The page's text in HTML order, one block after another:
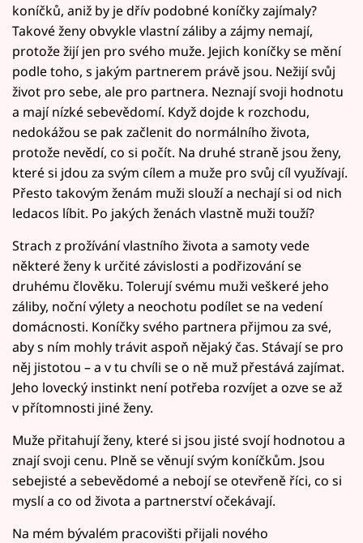
koníčků, aniž by je dřív podobné koníčky zajímaly?
Takové ženy obvykle vlastní záliby a zájmy nemají,
protože žijí jen pro svého muže. Jejich koníčky se mění
podle toho, s jakým partnerem právě jsou. Nežijí svůj
život pro sebe, ale pro partnera. Neznají svoji hodnotu
a mají nízké sebevědomí. Když dojde k rozchodu,
nedokážou se pak začlenit do normálního života,
protože nevědí, co si počít. Na druhé straně jsou ženy,
které si jdou za svým cílem a muže pro svůj cíl využívají.
Přesto takovým ženám muži slouží a nechají si od nich
ledacos líbit. Po jakých ženách vlastně muži touží?
Strach z prožívání vlastního života a samoty vede
některé ženy k určité závislosti a podřizování se
druhému člověku. Tolerují svému muži veškeré jeho
záliby, noční výlety a neochotu podílet se na vedení
domácnosti. Koníčky svého partnera přijmou za své,
aby s ním mohly trávit aspoň nějaký čas. Stávají se pro
něj jistotou – a v tu chvíli se o ně muž přestává zajímat.
Jeho lovecký instinkt není potřeba rozvíjet a ozve se až
v přítomnosti jiné ženy.
Muže přitahují ženy, které si jsou jisté svojí hodnotou a
znají svoji cenu. Plně se věnují svým koníčkům. Jsou
sebejisté a sebevědomé a nebojí se otevřeně říci, co si
myslí a co od života a partnerství očekávají.
Na mém bývalém pracovišti přijali nového